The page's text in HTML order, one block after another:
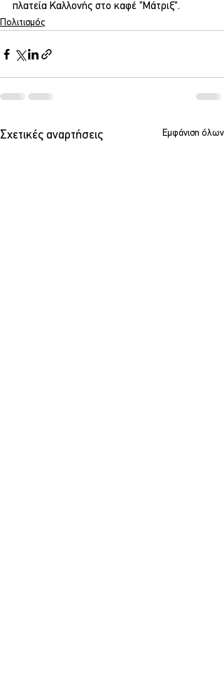
πλατεία Καλλονής στο καφέ "Μάτριξ".
Πολιτισμός
Σχετικές αναρτήσεις Εμφάνιση όλων